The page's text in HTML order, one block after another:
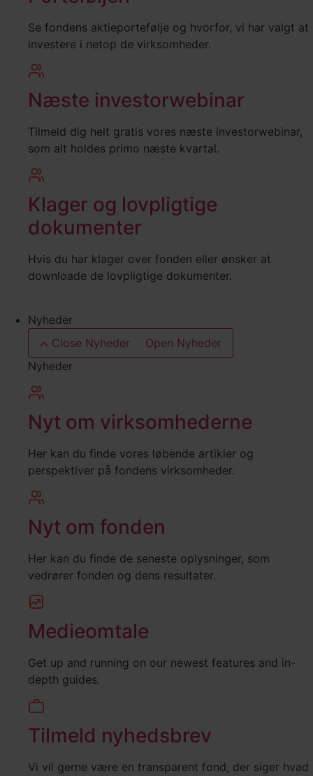
Se fondens aktieportefølje og hvorfor, vi har valgt at
investere i netop de virksomheder.
Næste investorwebinar
Tilmeld dig helt gratis vores næste investorwebinar,
som alt holdes primo næste kvartal.
Klager og lovpligtige
dokumenter
Hvis du har klager over fonden eller ønsker at
downloade de lovpligtige dokumenter.
Nyheder
Close Nyheder
Open Nyheder
Nyheder
Nyt om virksomhederne
Her kan du finde vores løbende artikler og
perspektiver på fondens virksomheder.
Nyt om fonden
Her kan du finde de seneste oplysninger, som
vedrører fonden og dens resultater.
Medieomtale
Get up and running on our newest features and in-
depth guides.
Tilmeld nyhedsbrev
Vi vil gerne være en transparent fond, der siger hvad